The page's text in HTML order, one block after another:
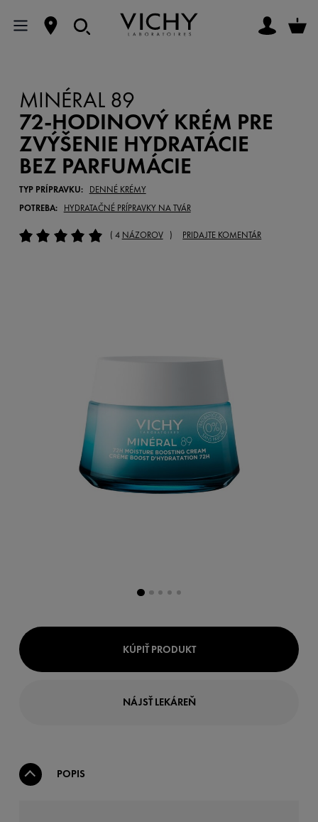
MINÉRAL 89
72-HODINOVÝ KRÉM PRE
ZVÝŠENIE HYDRATÁCIE
BEZ PARFUMÁCIE
TYP PRÍPRAVKU:
DENNÉ KRÉMY
POTREBA:
HYDRATAČNÉ PRÍPRAVKY NA TVÁR
( 4 NÁZOROV) PRIDAJTE KOMENTÁR
KÚPIŤ PRODUKT
NÁJSŤ LEKÁREŇ
POPIS